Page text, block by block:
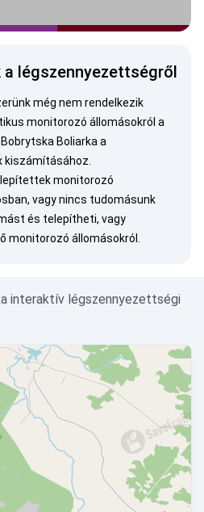
légszennyezettségről
még nem rendelkezik
monitorozó állomásokról a
Boliarka a
kiszámításához.
monitorozó
vagy nincs tudomásunk
és telepítheti, vagy
monitorozó állomásokról.
interaktív légszennyezettségi